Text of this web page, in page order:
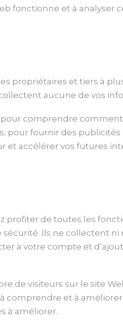
fonctionne et à analyser
propriétaires et tiers à
aucune de vos
comprendre
pour fournir des
accélérer vos futures
profiter de toutes les
Ils ne collectent
à votre compte et
de visiteurs sur le site
comprendre et à
à améliorer.